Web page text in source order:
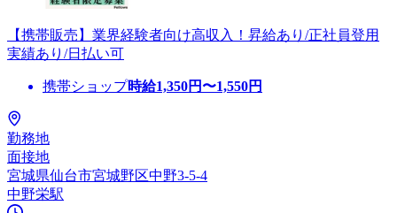
【携帯販売】業界経験者向け高収入！昇給あり/正社員登用
実績あり/日払い可
携帯ショップ時給1,350円〜1,550円
勤務地
面接地
宮城県仙台市宮城野区中野3-5-4
中野栄駅